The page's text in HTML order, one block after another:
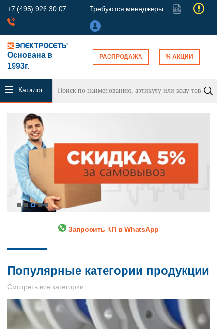
+7 (495) 926 30 07 Требуются менеджеры
Основана в
1993г.
РАСПРОДАЖА % АКЦИИ
Каталог
продукции
Запросить КП в WhatsApp
Популярные категории продукции
Смотреть все категории